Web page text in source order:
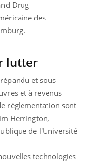
Drug
des
lutter
et sous-
et à revenus
réglementation sont
Herrington,
de l'Université
technologies